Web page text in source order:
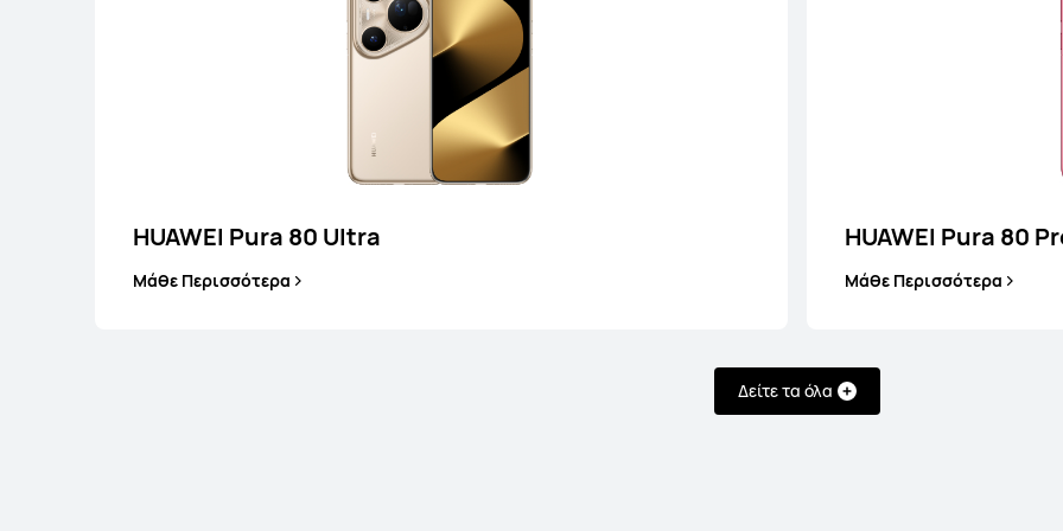
HUAWEI Pura 80 Ultra
Μάθε Περισσότερα
HUAWEI Pura 80
Μάθε Περισσότερα
Δείτε τα όλα